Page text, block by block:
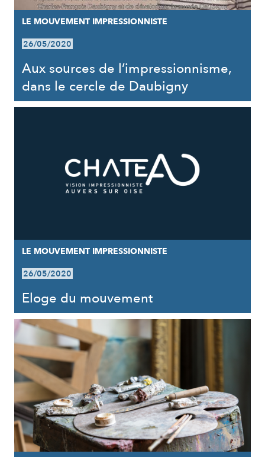
LE MOUVEMENT IMPRESSIONNISTE
26/05/2020
Aux sources de l’impressionnisme,
dans le cercle de Daubigny
LE MOUVEMENT IMPRESSIONNISTE
26/05/2020
Eloge du mouvement